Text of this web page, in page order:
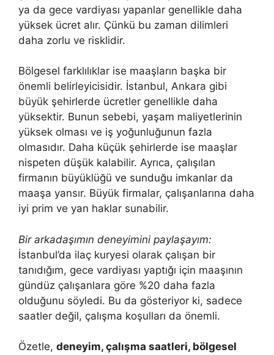
ya da gece vardiyası yapanlar genellikle daha
yüksek ücret alır. Çünkü bu zaman dilimleri
daha zorlu ve risklidir.
Bölgesel farklılıklar ise maaşların başka bir
önemli belirleyicisidir. İstanbul, Ankara gibi
büyük şehirlerde ücretler genellikle daha
yüksektir. Bunun sebebi, yaşam maliyetlerinin
yüksek olması ve iş yoğunluğunun fazla
olmasıdır. Daha küçük şehirlerde ise maaşlar
nispeten düşük kalabilir. Ayrıca, çalışılan
firmanın büyüklüğü ve sunduğu imkanlar da
maaşa yansır. Büyük firmalar, çalışanlarına daha
iyi prim ve yan haklar sunabilir.
Bir arkadaşımın deneyimini paylaşayım:
İstanbul’da ilaç kuryesi olarak çalışan bir
tanıdığım, gece vardiyası yaptığı için maaşının
gündüz çalışanlara göre %20 daha fazla
olduğunu söyledi. Bu da gösteriyor ki, sadece
saatler değil, çalışma koşulları da önemli.
Özetle, deneyim, çalışma saatleri, bölgesel